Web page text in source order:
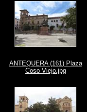
ANTEQUERA (161) Plaza
Coso Viejo.jpg